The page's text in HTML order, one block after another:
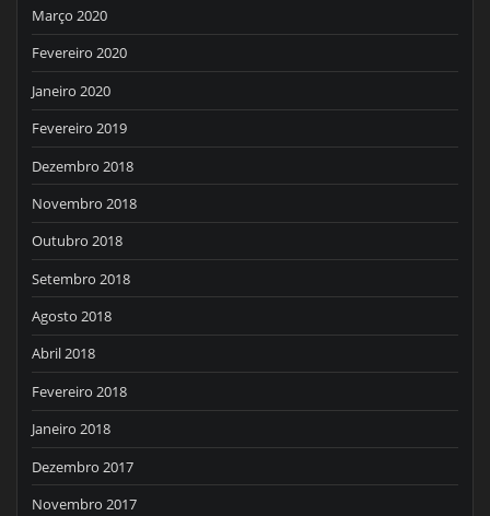
Março 2020
Fevereiro 2020
Janeiro 2020
Fevereiro 2019
Dezembro 2018
Novembro 2018
Outubro 2018
Setembro 2018
Agosto 2018
Abril 2018
Fevereiro 2018
Janeiro 2018
Dezembro 2017
Novembro 2017